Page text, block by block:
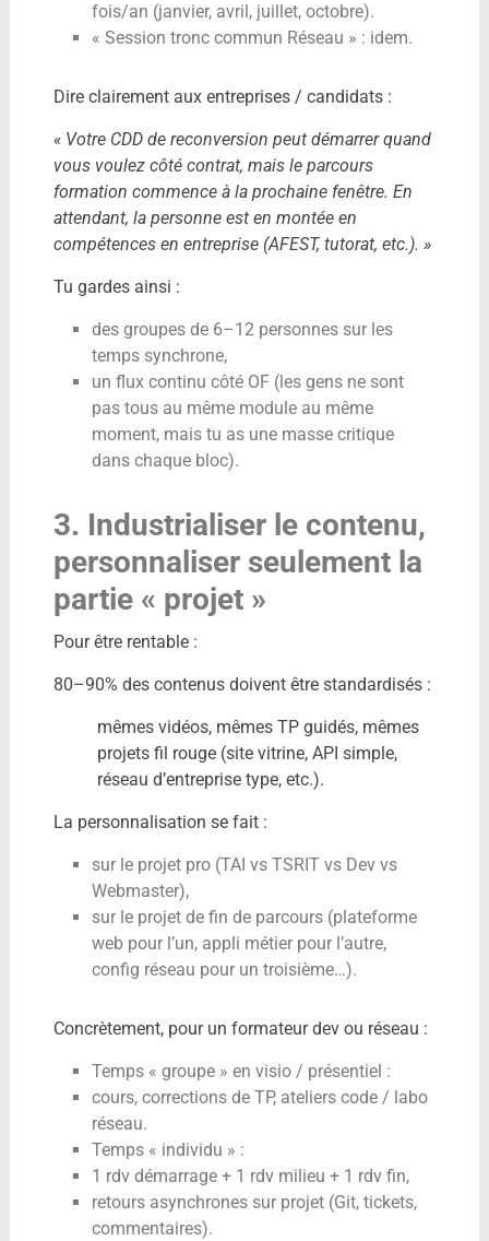
fois/an (janvier, avril, juillet, octobre).
« Session tronc commun Réseau » : idem.
Dire clairement aux entreprises / candidats :
« Votre CDD de reconversion peut démarrer quand
vous voulez côté contrat, mais le parcours
formation commence à la prochaine fenêtre. En
attendant, la personne est en montée en
compétences en entreprise (AFEST, tutorat, etc.). »
Tu gardes ainsi :
des groupes de 6–12 personnes sur les
temps synchrone,
un flux continu côté OF (les gens ne sont
pas tous au même module au même
moment, mais tu as une masse critique
dans chaque bloc).
3. Industrialiser le contenu,
personnaliser seulement la
partie « projet »
Pour être rentable :
80–90% des contenus doivent être standardisés :
mêmes vidéos, mêmes TP guidés, mêmes
projets fil rouge (site vitrine, API simple,
réseau d’entreprise type, etc.).
La personnalisation se fait :
sur le projet pro (TAI vs TSRIT vs Dev vs
Webmaster),
sur le projet de fin de parcours (plateforme
web pour l’un, appli métier pour l’autre,
config réseau pour un troisième…).
Concrètement, pour un formateur dev ou réseau :
Temps « groupe » en visio / présentiel :
cours, corrections de TP, ateliers code / labo
réseau.
Temps « individu » :
1 rdv démarrage + 1 rdv milieu + 1 rdv fin,
retours asynchrones sur projet (Git, tickets,
commentaires).